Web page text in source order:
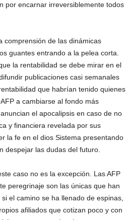
por encarnar irreversiblemente todos
comprensión de las dinámicas
guantes entrando a la pelea corta.
la rentabilidad se debe mirar en el
publicaciones casi semanales
que habrían tenido quienes
a cambiarse al fondo más
el apocalipsis en caso de no
y financiera revelada por sus
la fe en el dios Sistema presentando
despejar las dudas del futuro.
caso no es la excepción. Las AFP
peregrinaje son las únicas que han
el camino se ha llenado de espinas,
afiliados que cotizan poco y con